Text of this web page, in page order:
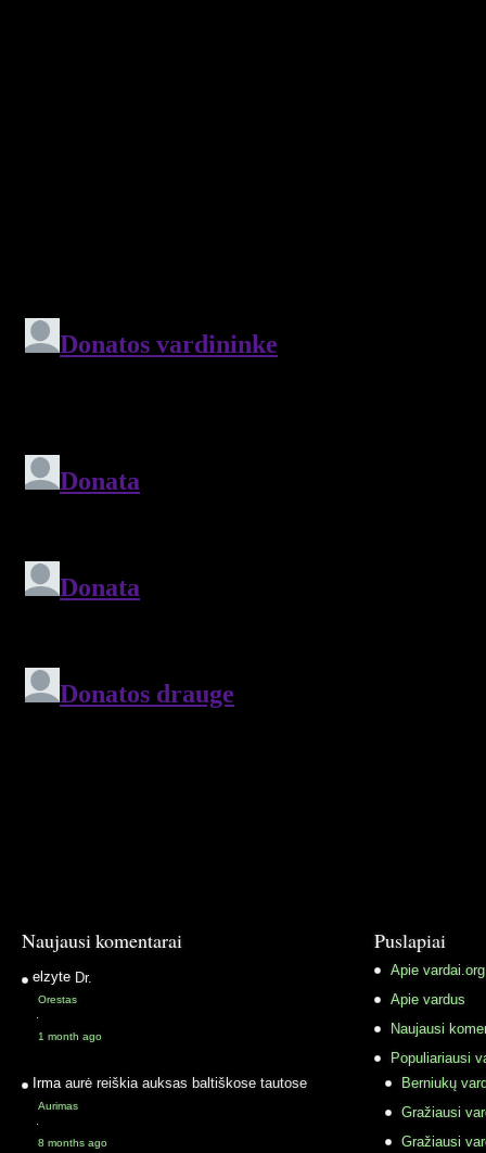
Naujausi komentarai
elzyte Dr.
Orestas
·
1 month ago
Irma aurė reiškia auksas baltiškose tautose
Aurimas
·
8 months ago
Puslapiai
Apie vardai.org
Apie vardus
Naujausi
Populiariausi
Berniukų
Gražiausi
Gražiausi